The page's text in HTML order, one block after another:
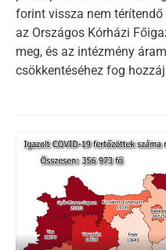
forint vissza nem
az Országos Kórházi
meg, és az intézmény
csökkentéséhez fog